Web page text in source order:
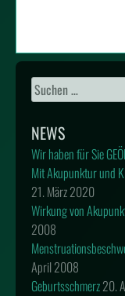
Suchen
nach:
NEWS
Wir haben für Sie
Mit Akupunktur und
21. März 2020
Wirkung von
2008
April 2008
Geburtsschmerz20.